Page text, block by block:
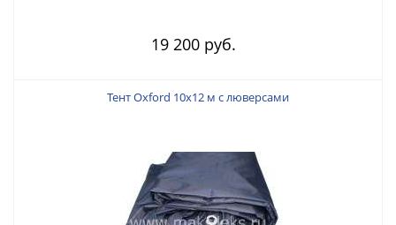
19 200 руб.
Тент Oxford 10х12 м с люверсами